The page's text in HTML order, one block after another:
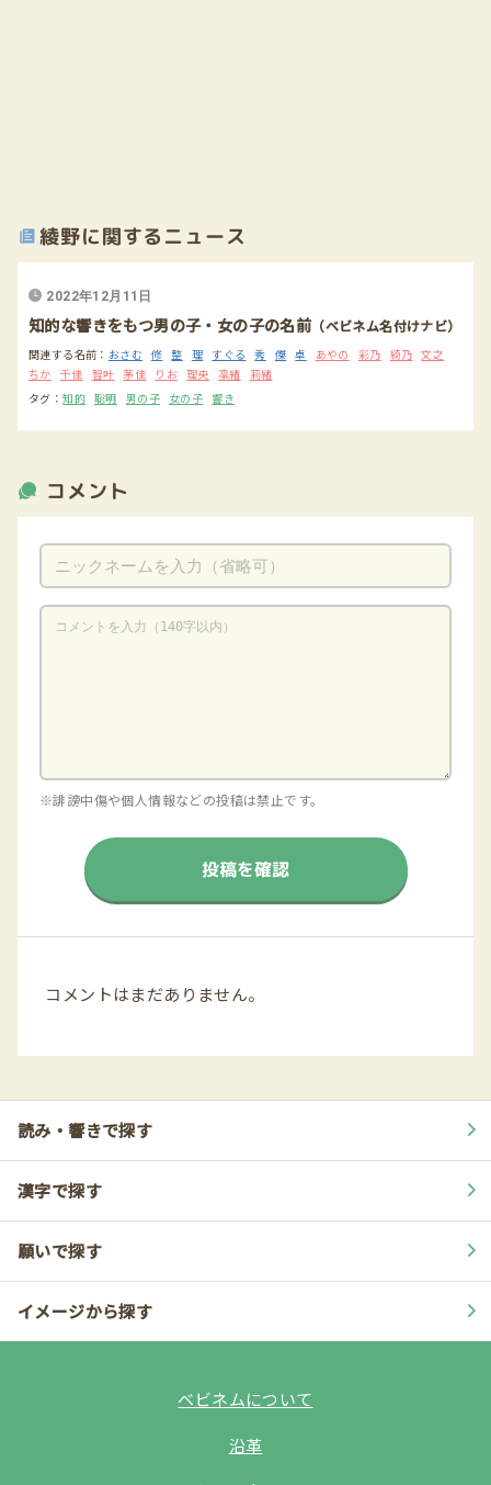
綾野に関するニュース
2022年12月11日
知的な響きをもつ男の子・女の子の名前（ベビネム名付けナビ）
関連する名前： おさむ 修 整 理 すぐる 秀 傑 卓 あやの 彩乃 綺乃 文之
ちか 千佳 智叶 茅佳 りお 理央 凛緒 莉緒
タグ：知的 聡明 男の子 女の子 響き
コメント
※誹謗中傷や個人情報などの投稿は禁止です。
投稿を確認
コメントはまだありません。
読み・響きで探す
漢字で探す
願いで探す
イメージから探す
ベビネムについて
沿革